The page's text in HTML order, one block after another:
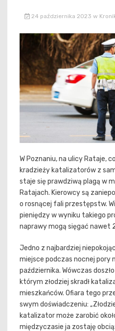
24 października 2023 w
W Poznaniu, na ulicy Rataje,
kradzieży katalizatorów z
staje się prawdziwą plagą w
Ratajach. Kierowcy są
o rosnącej fali przestępstw.
pieniędzy w wyniku takiego
naprawy mogą sięgać nawet
Jedno z najbardziej
miejsce podczas nocnej pory
października. Wówczas
którym złodziej skradł
mieszkańców. Ofiara tego
swym doświadczeniu:
katalizator może zarobić
międzyczasie ja zostaję